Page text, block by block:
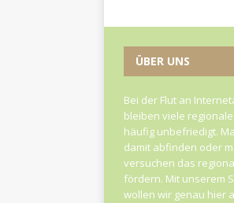
ÜBER UNS
Bei der Flut an
bleiben viele
häufig unbefriedigt.
damit abfinden oder
versuchen das
fördern. Mit unserem
wollen wir genau hier